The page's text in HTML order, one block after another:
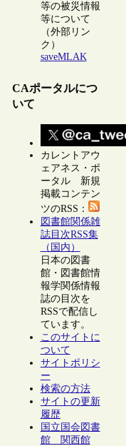
等の被災情報
等について
（外部リン
ク）
saveMLAK
CAポータルにつ
いて
カレントアウ
ェアネス・ポ
ータル 新規
掲載コンテン
ツのRSS：
図書館関係雑
誌目次RSS集
（国内）
日本の図書
館・図書館情
報学関係情報
誌の目次を
RSSで配信し
ています。
このサイトに
ついて
サイトポリシ
ー
検索の方法
サイトの更新
履歴
国立国会図書
館 関西館